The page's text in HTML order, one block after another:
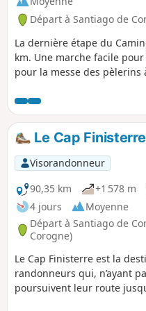
Départ à Santiago de
La dernière étape du
km. Une marche facile
pour la messe des
vue sur les trois flèches de
de-Compostelle. De là, il
rejoindre la porte
marque la fin de ce
de continuer quelques
la côte atlantique.
Le Cap Finisterre
Visorandonneur
90,35 km
+1 578 m
4 jours
Moyenne
Départ à Santiago de
Corogne)
Le Cap Finisterre est la
randonneurs qui, n’ayant
poursuivent leur route